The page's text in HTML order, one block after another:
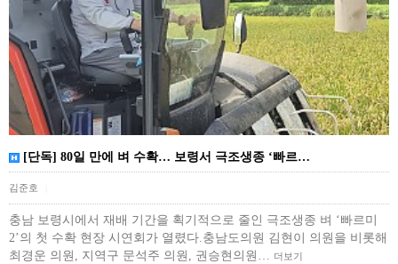
[단독] 80일 만에 벼 수확… 보령서 극조생종 ‘빠르…
김준호
충남 보령시에서 재배 기간을 획기적으로 줄인 극조생종 벼 ‘빠르미
2’의 첫 수확 현장 시연회가 열렸다.충남도의원 김현이 의원을 비롯해
최경운 의원, 지역구 문석주 의원, 권승현의원… 더보기